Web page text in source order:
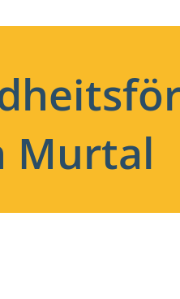
Murtal